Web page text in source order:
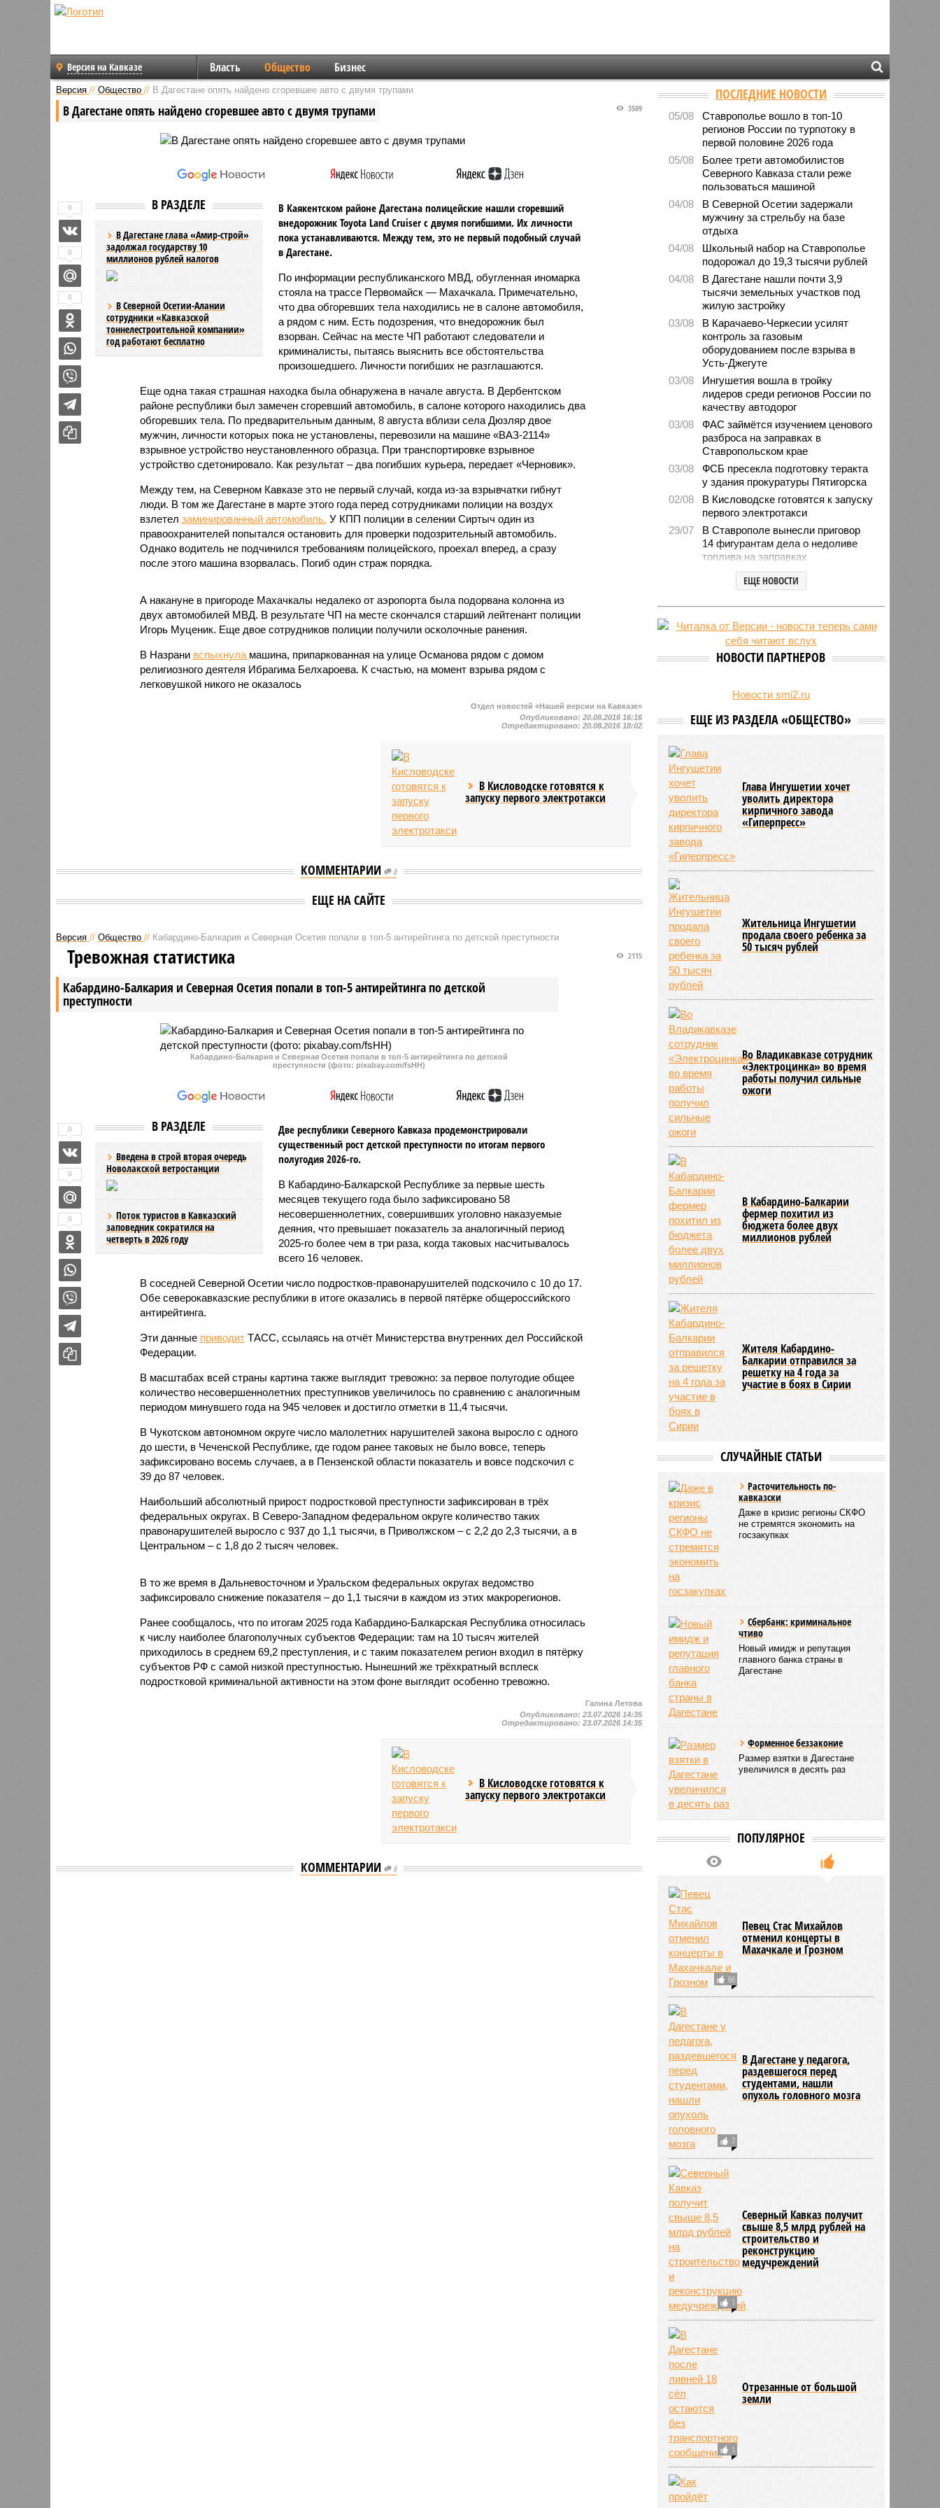
Версия на Кавказе Власть Общество Бизнес
Версия // Общество // В Дагестане опять найдено сгоревшее авто с двумя трупами
В Дагестане опять найдено сгоревшее авто с двумя трупами 3509
В РАЗДЕЛЕ
В Дагестане глава «Амир-строй»
задолжал государству 10
миллионов рублей налогов
В Северной Осетии-Алании
сотрудники «Кавказской
тоннелестроительной компании»
год работают бесплатно
В Каякентском районе Дагестана полицейские нашли сгоревший
внедорожник Toyota Land Cruiser с двумя погибшими. Их личности
пока устанавливаются. Между тем, это не первый подобный случай
в Дагестане.
По информации республиканского МВД, обугленная иномарка
стояла на трассе Первомайск — Махачкала. Примечательно,
что два обгоревших тела находились не в салоне автомобиля,
а рядом с ним. Есть подозрения, что внедорожник был
взорван. Сейчас на месте ЧП работают следователи и
криминалисты, пытаясь выяснить все обстоятельства
произошедшего. Личности погибших не разглашаются.
Еще одна такая страшная находка была обнаружена в начале августа. В Дербентском
районе республики был замечен сгоревший автомобиль, в салоне которого находились два
обгоревших тела. По предварительным данным, 8 августа вблизи села Дюзляр двое
мужчин, личности которых пока не установлены, перевозили на машине «ВАЗ-2114»
взрывное устройство неустановленного образца. При транспортировке взрывное
устройство сдетонировало. Как результат – два погибших курьера, передает «Черновик».
Между тем, на Северном Кавказе это не первый случай, когда из-за взрывчатки гибнут
люди. В том же Дагестане в марте этого года перед сотрудниками полиции на воздух
взлетел заминированный автомобиль. У КПП полиции в селении Сиртыч один из
правоохранителей попытался остановить для проверки подозрительный автомобиль.
Однако водитель не подчинился требованиям полицейского, проехал вперед, а сразу
после этого машина взорвалась. Погиб один страж порядка.
А накануне в пригороде Махачкалы недалеко от аэропорта была подорвана колонна из
двух автомобилей МВД. В результате ЧП на месте скончался старший лейтенант полиции
Игорь Муценик. Еще двое сотрудников полиции получили осколочные ранения.
В Назрани вспыхнула машина, припаркованная на улице Османова рядом с домом
религиозного деятеля Ибрагима Белхароева. К счастью, на момент взрыва рядом с
легковушкой никого не оказалось
0
0
0
Отдел новостей «Нашей версии на Кавказе»
Опубликовано:20.08.2016 16:16
Отредактировано:20.08.2016 18:02
В Кисловодске готовятся к
запуску первого электротакси
КОММЕНТАРИИ 0
ЕЩЕ НА САЙТЕ
Версия // Общество // Кабардино-Балкария и Северная Осетия попали в топ-5 антирейтинга по детской преступности
Кабардино-Балкария и Северная Осетия попали в топ-5 антирейтинга по детской
преступности
2115
Тревожная статистика
Кабардино-Балкария и Северная Осетия попали в топ-5 антирейтинга по детской
преступности (фото: pixabay.com/fsHH)
В РАЗДЕЛЕ
Введена в строй вторая очередь
Новолакской ветростанции
Поток туристов в Кавказский
заповедник сократился на
четверть в 2026 году
Две республики Северного Кавказа продемонстрировали
существенный рост детской преступности по итогам первого
полугодия 2026-го.
В Кабардино-Балкарской Республике за первые шесть
месяцев текущего года было зафиксировано 58
несовершеннолетних, совершивших уголовно наказуемые
деяния, что превышает показатель за аналогичный период
2025-го более чем в три раза, когда таковых насчитывалось
всего 16 человек.
В соседней Северной Осетии число подростков-правонарушителей подскочило с 10 до 17.
Обе северокавказские республики в итоге оказались в первой пятёрке общероссийского
антирейтинга.
Эти данные приводитТАСС, ссылаясь на отчёт Министерства внутренних дел Российской
Федерации.
В масштабах всей страны картина также выглядит тревожно: за первое полугодие общее
количество несовершеннолетних преступников увеличилось по сравнению с аналогичным
периодом минувшего года на 945 человек и достигло отметки в 11,4 тысячи.
В Чукотском автономном округе число малолетних нарушителей закона выросло с одного
до шести, в Чеченской Республике, где годом ранее таковых не было вовсе, теперь
зафиксировано восемь случаев, а в Пензенской области показатель и вовсе подскочил с
39 до 87 человек.
Наибольший абсолютный прирост подростковой преступности зафиксирован в трёх
федеральных округах. В Северо-Западном федеральном округе количество таких
правонарушителей выросло с 937 до 1,1 тысячи, в Приволжском – с 2,2 до 2,3 тысячи, а в
Центральном – с 1,8 до 2 тысяч человек.
В то же время в Дальневосточном и Уральском федеральных округах ведомство
зафиксировало снижение показателя – до 1,1 тысячи в каждом из этих макрорегионов.
Ранее сообщалось, что по итогам 2025 года Кабардино-Балкарская Республика относилась
к числу наиболее благополучных субъектов Федерации: там на 10 тысяч жителей
приходилось в среднем 69,2 преступления, и с таким показателем регион входил в пятёрку
субъектов РФ с самой низкой преступностью. Нынешний же трёхкратный всплеск
подростковой криминальной активности на этом фоне выглядит особенно тревожно.
0
0
0
Галина Летова
Опубликовано:23.07.2026 14:35
Отредактировано:23.07.2026 14:35
В Кисловодске готовятся к
запуску первого электротакси
КОММЕНТАРИИ 0
ПОСЛЕДНИЕ НОВОСТИ
05/08
Ставрополье вошло в топ-10
регионов России по турпотоку в
первой половине 2026 года
05/08
Более трети автомобилистов
Северного Кавказа стали реже
пользоваться машиной
04/08
В Северной Осетии задержали
мужчину за стрельбу на базе
отдыха
04/08
Школьный набор на Ставрополье
подорожал до 19,3 тысячи рублей
04/08
В Дагестане нашли почти 3,9
тысячи земельных участков под
жилую застройку
03/08
В Карачаево-Черкесии усилят
контроль за газовым
оборудованием после взрыва в
Усть-Джегуте
03/08
Ингушетия вошла в тройку
лидеров среди регионов России по
качеству автодорог
03/08
ФАС займётся изучением ценового
разброса на заправках в
Ставропольском крае
03/08
ФСБ пресекла подготовку теракта
у здания прокуратуры Пятигорска
02/08
В Кисловодске готовятся к запуску
первого электротакси
29/07
В Ставрополе вынесли приговор
14 фигурантам дела о недоливе
топлива на заправках
Продажи подержанных авто в
СКФО сократились в 2026 году
28/07
Авиалесоохрана предупредила о
на Северном Кавказе в августе
Кисловодский пляж стал первым
на Ставрополье обладателем
Республики СКФО замкнули
обороту розничной торговли
ЕЩЕ НОВОСТИ
НОВОСТИ ПАРТНЕРОВ
Новости smi2.ru
ЕЩЕ ИЗ РАЗДЕЛА «ОБЩЕСТВО»
Глава Ингушетии хочет
уволить директора
кирпичного завода
«Гиперпресс»
Жительница Ингушетии
продала своего ребенка за
50 тысяч рублей
Во Владикавказе сотрудник
«Электроцинка» во время
работы получил сильные
ожоги
В Кабардино-Балкарии
фермер похитил из
бюджета более двух
миллионов рублей
Жителя Кабардино-
Балкарии отправился за
решетку на 4 года за
участие в боях в Сирии
СЛУЧАЙНЫЕ СТАТЬИ
Расточительность по-
кавказски
Даже в кризис регионы СКФО
не стремятся экономить на
госзакупках
Сбербанк: криминальное
чтиво
Новый имидж и репутация
главного банка страны в
Дагестане
Форменное беззаконие
Размер взятки в Дагестане
увеличился в десять раз
ПОПУЛЯРНОЕ
66
Певец Стас Михайлов
отменил концерты в
Махачкале и Грозном
7
В Дагестане у педагога,
раздевшегося перед
студентами, нашли
опухоль головного мозга
1
Северный Кавказ получит
свыше 8,5 млрд рублей на
строительство и
реконструкцию
медучреждений
1
Отрезанные от большой
земли